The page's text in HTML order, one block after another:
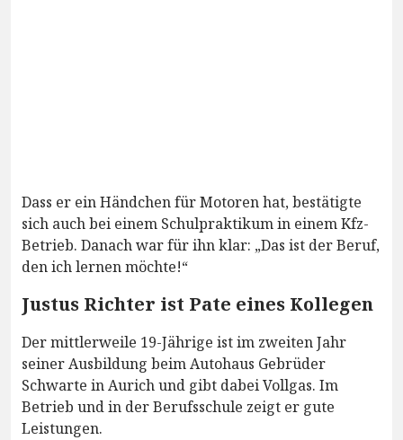
Dass er ein Händchen für Motoren hat, bestätigte
sich auch bei einem Schulpraktikum in einem Kfz-
Betrieb. Danach war für ihn klar: „Das ist der Beruf,
den ich lernen möchte!“
Justus Richter ist Pate eines Kollegen
Der mittlerweile 19-Jährige ist im zweiten Jahr
seiner Ausbildung beim Autohaus Gebrüder
Schwarte in Aurich und gibt dabei Vollgas. Im
Betrieb und in der Berufsschule zeigt er gute
Leistungen.